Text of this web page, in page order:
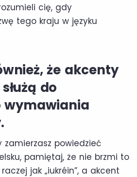
cię, gdy
tego kraju w języku
że akcenty
do
wymawiania
zamierzasz powiedzieć
pamiętaj, że nie brzmi to
jak „iukréin”, a akcent